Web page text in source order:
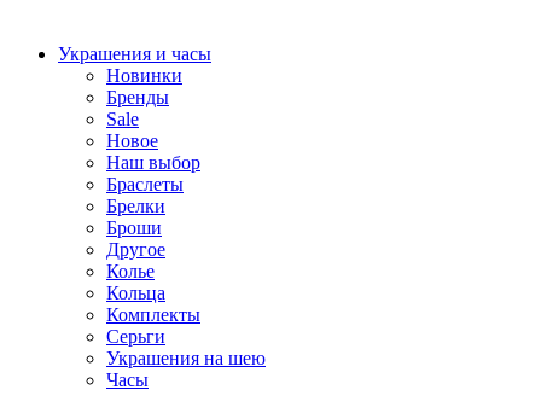
Украшения и часы
Новинки
Бренды
Sale
Новое
Наш выбор
Браслеты
Брелки
Броши
Другое
Колье
Кольца
Комплекты
Серьги
Украшения на шею
Часы